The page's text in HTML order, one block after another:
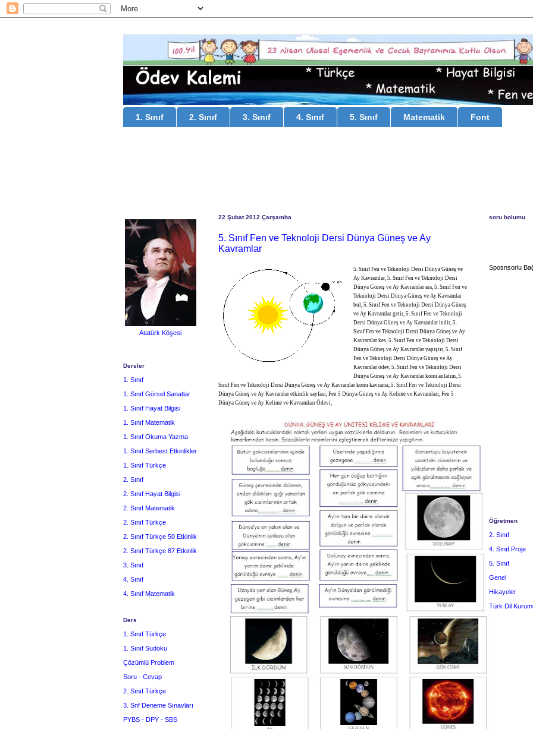
1. Sınıf 2. Sınıf 3. Sınıf 4. Sınıf 5. Sınıf Matematik Font
22 Şubat 2012 Çarşamba
5. Sınıf Fen ve Teknoloji Dersi Dünya Güneş ve Ay
Kavramlar
5. Sınıf Fen ve Teknoloji Dersi Dünya Güneş ve
Ay Kavramlar, 5. Sınıf Fen ve Teknoloji Dersi
Dünya Güneş ve Ay Kavramlar ara, 5. Sınıf Fen ve
Teknoloji Dersi Dünya Güneş ve Ay Kavramlar
bul, 5. Sınıf Fen ve Teknoloji Dersi Dünya Güneş
ve Ay Kavramlar getir, 5. Sınıf Fen ve Teknoloji
Dersi Dünya Güneş ve Ay Kavramlar indir, 5.
Sınıf Fen ve Teknoloji Dersi Dünya Güneş ve Ay
Kavramlar kes, 5. Sınıf Fen ve Teknoloji Dersi
Dünya Güneş ve Ay Kavramlar yapıştır, 5. Sınıf
Fen ve Teknoloji Dersi Dünya Güneş ve Ay
Kavramlar ödev, 5. Sınıf Fen ve Teknoloji Dersi
Dünya Güneş ve Ay Kavramlar konu anlatım, 5.
Sınıf Fen ve Teknoloji Dersi Dünya Güneş ve Ay Kavramlar konu kavrama, 5. Sınıf Fen ve Teknoloji Dersi
Dünya Güneş ve Ay Kavramlar etkinlik sayfası, Fen 5 Dünya Güneş ve Ay Kelime ve Kavramları, Fen 5
Dünya Güneş ve Ay Kelime ve Kavramları Ödevi,
Atatürk Köşesi
Dersler
1. Sınıf
1. Sınıf Görsel Sanatlar
1. Sınıf Hayat Bilgisi
1. Sınıf Matematik
1. Sınıf Okuma Yazma
1. Sınıf Serbest Etkinlikler
1. Sınıf Türkçe
2. Sınıf
2. Sınıf Hayat Bilgisi
2. Sınıf Matematik
2. Sınıf Türkçe
2. Sınıf Türkçe 50 Etkinlik
2. Sınıf Türkçe 87 Etkinlik
3. Sınıf
4. Sınıf
4. Sınıf Matematik
Ders
1. Sınıf Türkçe
1. Sınıf Sudoku
Çözümlü Problem
Soru - Cevap
2. Sınıf Türkçe
3. Snf Deneme Sınavları
PYBS - DPY - SBS
soru bolumu
Sposnsorlu
Öğretmen
2. Sınıf
4. Sınıf Proje
5. Sınıf
Genel
Hikayeler
Türk Dil